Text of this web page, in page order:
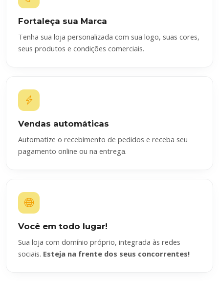
Fortaleça sua Marca
Tenha sua loja personalizada com sua logo, suas cores,
seus produtos e condições comerciais.
Vendas automáticas
Automatize o recebimento de pedidos e receba seu
pagamento online ou na entrega.
Você em todo lugar!
Sua loja com domínio próprio, integrada às redes
sociais. Esteja na frente dos seus concorrentes!